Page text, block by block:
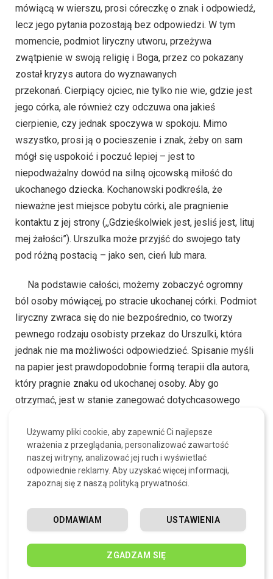
mówiącą w wierszu, prosi córeczkę o znak i odpowiedź,
lecz jego pytania pozostają bez odpowiedzi. W tym
momencie, podmiot liryczny utworu, przeżywa
zwątpienie w swoją religię i Boga, przez co pokazany
został kryzys autora do wyznawanych
przekonań. Cierpiący ojciec, nie tylko nie wie, gdzie jest
jego córka, ale również czy odczuwa ona jakieś
cierpienie, czy jednak spoczywa w spokoju. Mimo
wszystko, prosi ją o pocieszenie i znak, żeby on sam
mógł się uspokoić i poczuć lepiej – jest to
niepodważalny dowód na silną ojcowską miłość do
ukochanego dziecka. Kochanowski podkreśla, że
nieważne jest miejsce pobytu córki, ale pragnienie
kontaktu z jej strony (,,Gdzieśkolwiek jest, jesliś jest, lituj
mej żałości”). Urszulka może przyjść do swojego taty
pod różną postacią – jako sen, cień lub mara.
Na podstawie całości, możemy zobaczyć ogromny
ból osoby mówiącej, po stracie ukochanej córki. Podmiot
liryczny zwraca się do nie bezpośrednio, co tworzy
pewnego rodzaju osobisty przekaz do Urszulki, która
jednak nie ma możliwości odpowiedzieć. Spisanie myśli
na papier jest prawdopodobnie formą terapii dla autora,
który pragnie znaku od ukochanej osoby. Aby go
otrzymać, jest w stanie zanegować dotychcasowego
reinkarnację. Znając cały zbiór trenów, wiemy, że
Kochanowski w pewnym momencie obraził się na Boga,
czując wielką pustkę w sercu. Teraz jego uczucia i złość
lekko osłabły, gdyż autor bierze pod uwagę, że jego
aniołków i pragnienie ujrzenia jej, jest silniejsze niż inne
emocje.
Podmiot liryczny mówi również ,,Gdzieśkolwiek jest,
Używamy pliki cookie, aby zapewnić Ci najlepsze
wrażenia z przeglądania, personalizować zawartość
naszej witryny, analizować jej ruch i wyświetlać
odpowiednie reklamy. Aby uzyskać więcej informacji,
zapoznaj się z naszą polityką prywatności.
ZGADZAM SIĘ
USTAWIENIA
ODMAWIAM